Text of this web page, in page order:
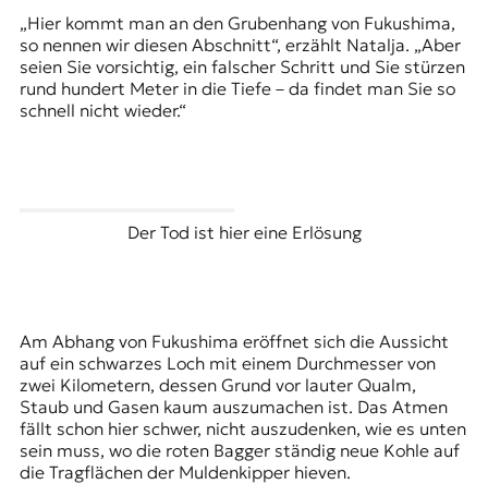
„Hier kommt man an den Grubenhang von Fukushima,
so nennen wir diesen Abschnitt“, erzählt Natalja. „Aber
seien Sie vorsichtig, ein falscher Schritt und Sie stürzen
rund hundert Meter in die Tiefe – da findet man Sie so
schnell nicht wieder.“
Der Tod ist hier eine Erlösung
Am Abhang von Fukushima eröffnet sich die Aussicht
auf ein schwarzes Loch mit einem Durchmesser von
zwei Kilometern, dessen Grund vor lauter Qualm,
Staub und Gasen kaum auszumachen ist. Das Atmen
fällt schon hier schwer, nicht auszudenken, wie es unten
sein muss, wo die roten Bagger ständig neue Kohle auf
die Tragflächen der Muldenkipper hieven.